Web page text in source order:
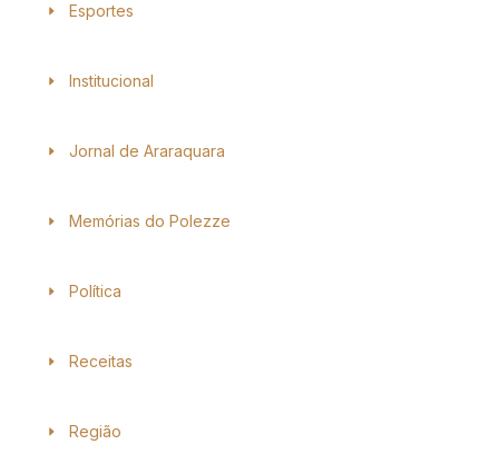
Esportes
Institucional
Jornal de Araraquara
Memórias do Polezze
Política
Receitas
Região